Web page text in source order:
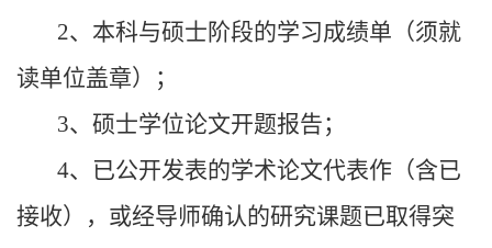
2、本科与硕士阶段的学习成绩单（须就
读单位盖章）；
3、硕士学位论文开题报告；
4、已公开发表的学术论文代表作（含已
接收），或经导师确认的研究课题已取得突